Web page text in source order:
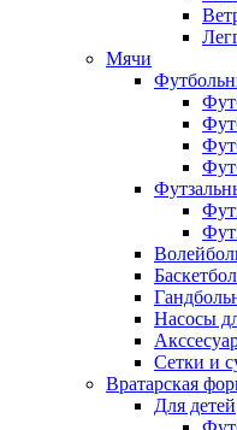
Мячи
Насосы
Сетки и
Вратарская
Для детей